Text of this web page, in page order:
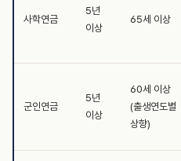
사학연금
5년
이상
65세 이상
군인연금
5년
이상
60세 이상
(출생연도별
상향)